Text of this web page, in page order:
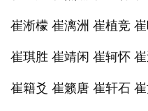
崔淅檬 崔漓洲 崔植竞
崔琪胜 崔靖闲 崔轲怀
崔籍爻 崔籁唐 崔轩石